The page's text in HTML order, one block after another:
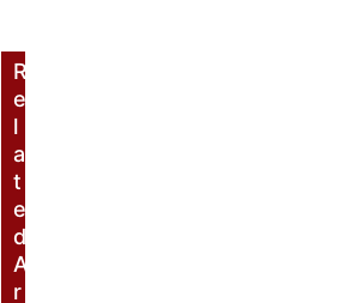
R
e
l
a
t
e
d
A
r